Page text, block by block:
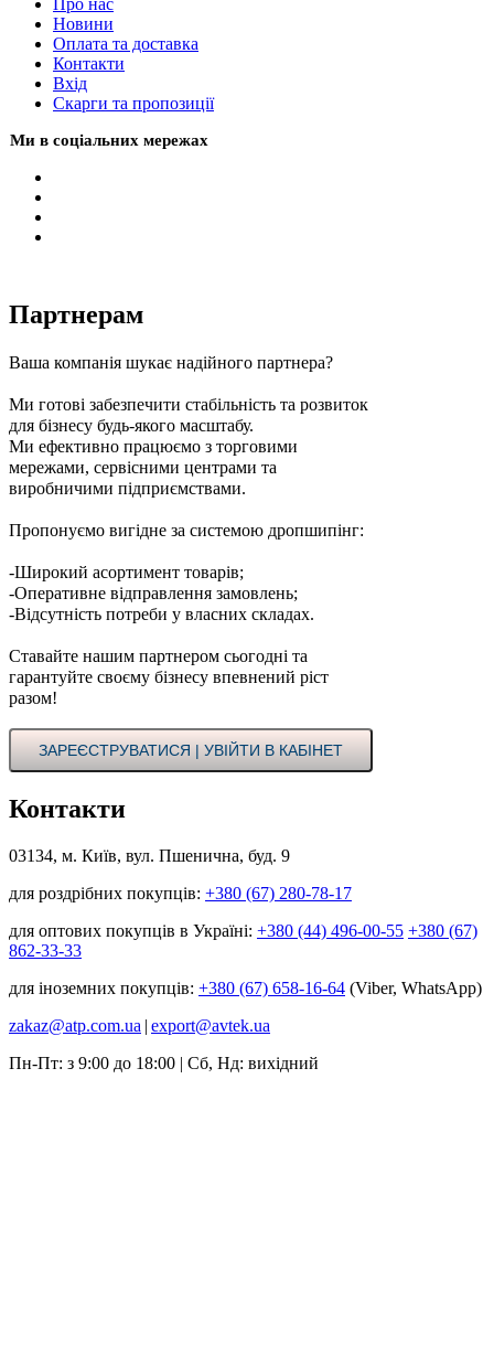
Про нас
Новини
Оплата та доставка
Контакти
Вхiд
Скарги та пропозиції
Ми в соціальних мережах
Партнерам
Ваша компанія шукає надійного партнера?
Ми готові забезпечити стабільність та розвиток
для бізнесу будь-якого масштабу.
Ми ефективно працюємо з торговими
мережами, сервісними центрами та
виробничими підприємствами.
Пропонуємо вигідне за системою дропшипінг:
-Широкий асортимент товарів;
-Оперативне відправлення замовлень;
-Відсутність потреби у власних складах.
Ставайте нашим партнером сьогодні та
гарантуйте своєму бізнесу впевнений ріст
разом!
ЗАРЕЄСТРУВАТИСЯ | УВІЙТИ В КАБІНЕТ
Контакти
03134, м. Київ, вул. Пшенична, буд. 9
для роздрібних покупців: +380 (67) 280-78-17
для оптових покупців в Україні: +380 (44) 496-00-55 +380 (67)
862-33-33
для іноземних покупців: +380 (67) 658-16-64 (Viber, WhatsApp)
zakaz@atp.com.ua | export@avtek.ua
Пн-Пт: з 9:00 до 18:00 | Сб, Нд: вихідний